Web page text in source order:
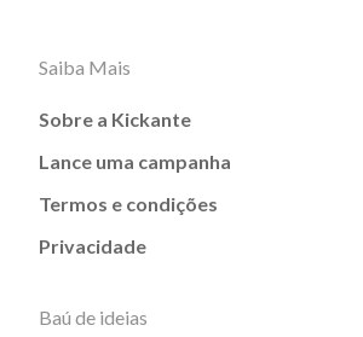
Saiba Mais
Sobre a Kickante
Lance uma campanha
Termos e condições
Privacidade
Baú de ideias